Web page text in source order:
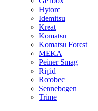
Hytorc
Idemitsu
Kreat
Komatsu
Komatsu Forest
MEKA
Peiner Smag
Rigid
Rotobec
Sennebogen
Trime